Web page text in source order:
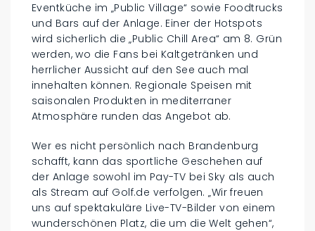
Eventküche im „Public Village“ sowie Foodtrucks
und Bars auf der Anlage. Einer der Hotspots
wird sicherlich die „Public Chill Area“ am 8. Grün
werden, wo die Fans bei Kaltgetränken und
herrlicher Aussicht auf den See auch mal
innehalten können. Regionale Speisen mit
saisonalen Produkten in mediterraner
Atmosphäre runden das Angebot ab.
Wer es nicht persönlich nach Brandenburg
schafft, kann das sportliche Geschehen auf
der Anlage sowohl im Pay-TV bei Sky als auch
als Stream auf Golf.de verfolgen. „Wir freuen
uns auf spektakuläre Live-TV-Bilder von einem
wunderschönen Platz, die um die Welt gehen“,